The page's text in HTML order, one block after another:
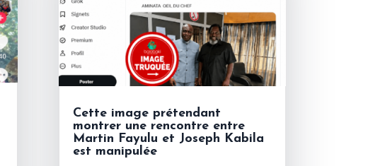
Cette image prétendant
montrer une rencontre entre
Martin Fayulu et Joseph Kabila
est manipulée